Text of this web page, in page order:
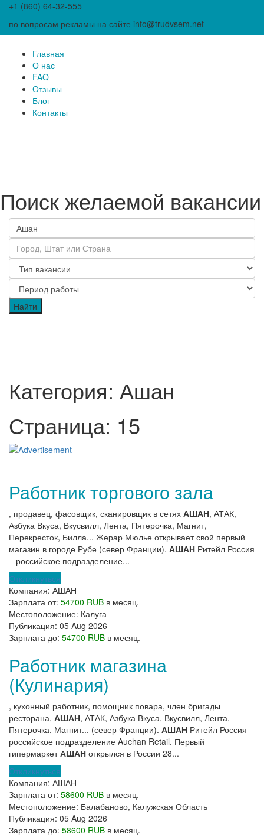
+1 (860) 64-32-555
по вопросам рекламы на сайте info@trudvsem.net
Главная
О нас
FAQ
Отзывы
Блог
Контакты
Поиск желаемой вакансии
Категория: Ашан
Страница: 15
Работник торгового зала
, продавец, фасовщик, сканировщик в сетях АШАН, АТАК,
Азбука Вкуса, Вкусвилл, Лента, Пятерочка, Магнит,
Перекресток, Билла... Жерар Мюлье открывает свой первый
магазин в городе Рубе (север Франции). АШАН Ритейл Россия
– российское подразделение...
Откликнуться
Компания: АШАН
Зарплата от: 54700 RUB в месяц.
Местоположение: Калуга
Публикация: 05 Aug 2026
Зарплата до: 54700 RUB в месяц.
Работник магазина
(Кулинария)
, кухонный работник, помощник повара, член бригады
ресторана, АШАН, АТАК, Азбука Вкуса, Вкусвилл, Лента,
Пятерочка, Магнит... (север Франции). АШАН Ритейл Россия –
российское подразделение Auchan Retail. Первый
гипермаркетАШАН открылся в России 28...
Откликнуться
Компания: АШАН
Зарплата от: 58600 RUB в месяц.
Местоположение: Балабаново, Калужская Область
Публикация: 05 Aug 2026
Зарплата до: 58600 RUB в месяц.